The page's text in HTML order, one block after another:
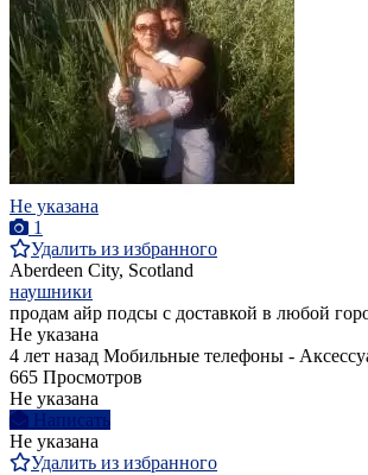
Не указана
1
Удалить из избранного
Aberdeen City, Scotland
наушники
продам айр подсы с доставкой в любой
Не указана
4 лет назад Мобильные телефоны -
665 Просмотров
Не указана
Написать
Не указана
Удалить из избранного